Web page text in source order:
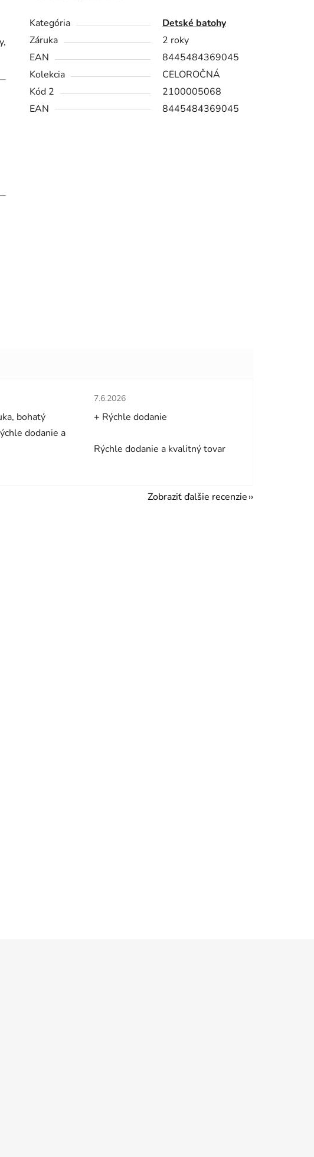
Kategória
Detské batohy
Záruka
2 roky
EAN
8445484369045
Kolekcia
CELOROČNÁ
Kód 2
2100005068
EAN
8445484369045
je 5 z 5 hviezdičiek.
bohatý
dodanie a
Hodnotenie obchodu je 5 z 5 hviezdičiek.
7.6.2026
+ Rýchle dodanie
Rýchle dodanie a kvalitný tovar
Zobraziť ďalšie recenzie